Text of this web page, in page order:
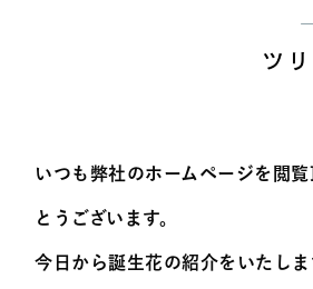
いつも弊社のホームページを閲
とうございます。
今日から誕生花の紹介をいたしま